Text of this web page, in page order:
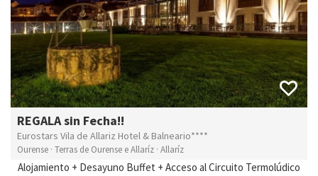
REGALA sin Fecha!!
Eurostars Vila de Allariz Hotel & Balneario****
Ourense · Terras de Ourense e Allaríz · Allaríz
Alojamiento + Desayuno Buffet + Acceso al Circuito Termolúdico